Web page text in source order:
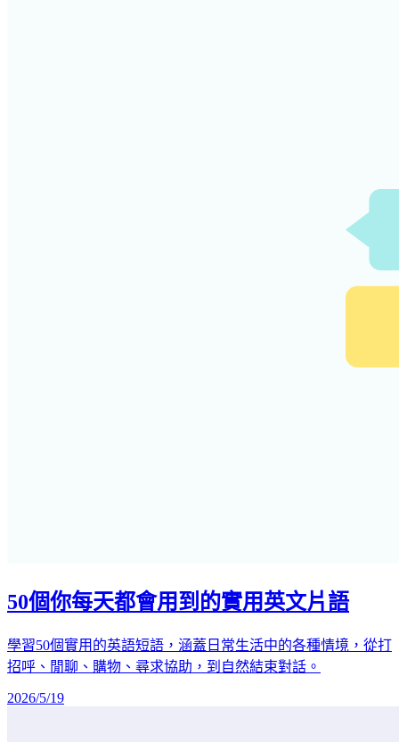
50個你每天都會用到的實用英文片語
學習50個實用的英語短語，涵蓋日常生活中的各種情境，從打
招呼、閒聊、購物、尋求協助，到自然結束對話。
2026/5/19